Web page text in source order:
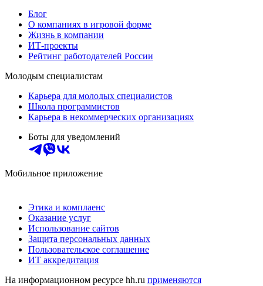
Блог
О компаниях в игровой форме
Жизнь в компании
ИТ-проекты
Рейтинг работодателей России
Молодым специалистам
Карьера для молодых специалистов
Школа программистов
Карьера в некоммерческих организациях
Боты для уведомлений
Мобильное приложение
Этика и комплаенс
Оказание услуг
Использование сайтов
Защита персональных данных
Пользовательское соглашение
ИТ аккредитация
На информационном ресурсе hh.ru применяются